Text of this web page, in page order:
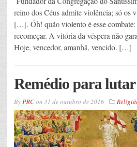
reino dos Céus admite violência; só os
[…]. Óh! quão violento é esse combate:
recomeçar. A vitória da véspera não
Hoje, vencedor, amanhã, vencido. […]
Remédio para lutar
ByPRCon 31 de outubro de 2016